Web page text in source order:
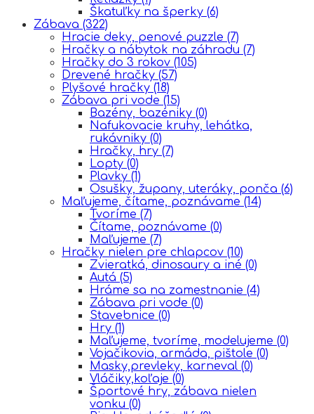
Škatuľky na šperky (6)
Zábava (322)
Hracie deky, penové puzzle (7)
Hračky a nábytok na záhradu (7)
Hračky do 3 rokov (105)
Drevené hračky (57)
Plyšové hračky (18)
Zábava pri vode (15)
Bazény, bazéniky (0)
Nafukovacie kruhy, lehátka,
rukávniky (0)
Hračky, hry (7)
Lopty (0)
Plavky (1)
Osušky, župany, uteráky, ponča (6)
Maľujeme, čítame, poznávame (14)
Tvoríme (7)
Čítame, poznávame (0)
Maľujeme (7)
Hračky nielen pre chlapcov (10)
Zvieratká, dinosaury a iné (0)
Autá (5)
Hráme sa na zamestnanie (4)
Zábava pri vode (0)
Stavebnice (0)
Hry (1)
Maľujeme, tvoríme, modelujeme (0)
Vojačikovia, armáda, pištole (0)
Masky,prevleky, karneval (0)
Vláčiky,koľaje (0)
Športové hry, zábava nielen
vonku (0)